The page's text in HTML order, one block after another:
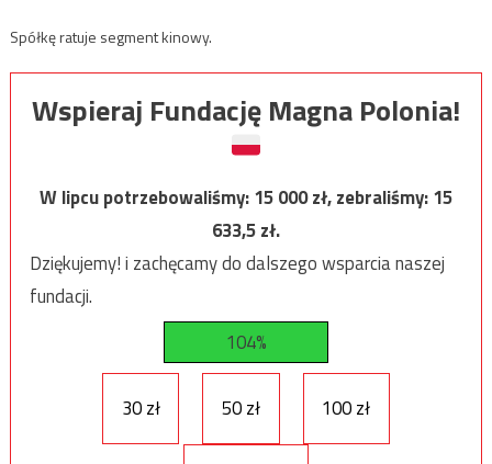
Spółkę ratuje segment kinowy.
Wspieraj Fundację Magna Polonia!
W lipcu potrzebowaliśmy:15 000zł, zebraliśmy:15
633,5zł.
Dziękujemy! i zachęcamy do dalszego wsparcia naszej
fundacji.
104%
30 zł 50 zł 100 zł